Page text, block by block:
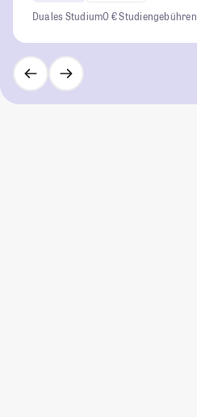
Duales Studium0 € Studiengebühren